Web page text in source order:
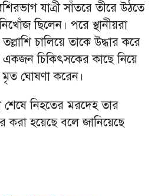
যাত্রী সাঁতরে তীরে উঠতে
ছিলেন। পরে স্থানীয়রা
চালিয়ে তাকে উদ্ধার করে
একজন চিকিৎসকের কাছে নিয়ে
মৃত ঘোষণা করেন।
শেষে নিহতের মরদেহ তার
করা হয়েছে বলে জানিয়েছে